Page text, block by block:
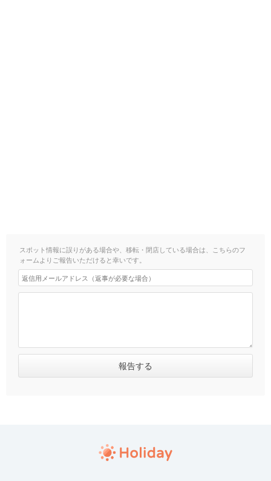
スポット情報に誤りがある場合や、移転・閉店している場合は、こちらのフ
ォームよりご報告いただけると幸いです。